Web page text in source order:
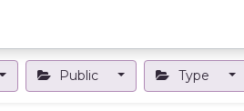
Public Type